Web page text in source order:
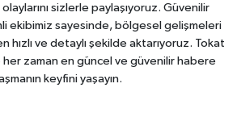
sizlerle paylaşıyoruz. Güvenilir
ekibimiz sayesinde, bölgesel gelişmeleri
hızlı ve detaylı şekilde aktarıyoruz. Tokat
zaman en güncel ve güvenilir habere
keyfini yaşayın.